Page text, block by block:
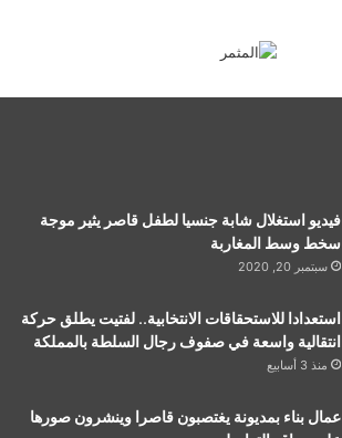
فيديو استغلال شابة جنسيا لطفل قاصر يثير موجة
سخط وسط المغاربة
سبتمبر 20, 2020
استعدادا للاستحقاقات الانتخابية.. لفتيت يطلق حركة
انتقالية واسعة في صفوف رجال السلطة بالمملكة
منذ 3 أسابيع
عمال بناء بمديونة يغتصبون قاصرا وينشرون صورها